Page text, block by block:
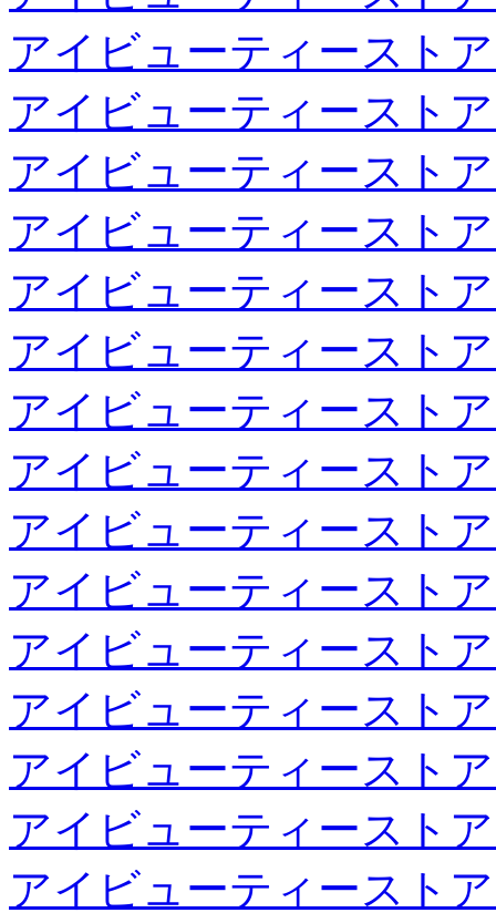
アイビューティースト
アイビューティースト
アイビューティースト
アイビューティースト
アイビューティースト
アイビューティースト
アイビューティースト
アイビューティースト
アイビューティースト
アイビューティースト
アイビューティースト
アイビューティースト
アイビューティースト
アイビューティースト
アイビューティースト